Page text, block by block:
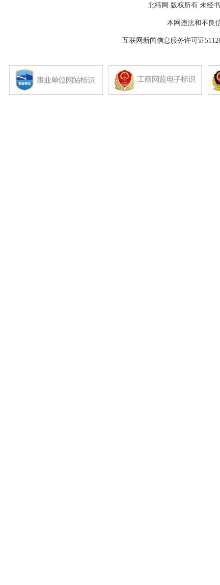
北纬网 版权所有 未经
本网违法和不良
互联网新闻信息服务许可证